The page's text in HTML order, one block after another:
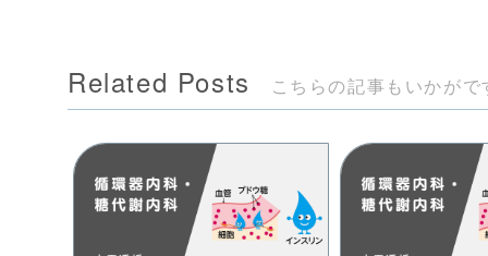
Related Posts こちらの記事もいかがで